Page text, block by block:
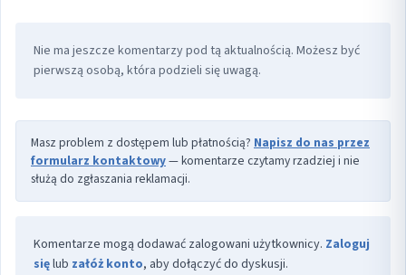
Nie ma jeszcze komentarzy pod tą aktualnością. Możesz być
pierwszą osobą, która podzieli się uwagą.
Masz problem z dostępem lub płatnością? Napisz do nas przez
formularz kontaktowy— komentarze czytamy rzadziej i nie
służą do zgłaszania reklamacji.
Komentarze mogą dodawać zalogowani użytkownicy. Zaloguj
sięlub załóż konto, aby dołączyć do dyskusji.